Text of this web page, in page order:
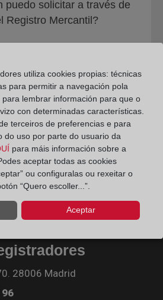
puedo solicitar a través de
Registro Mercantil?
28006 Madrid
96
utiliza cookies propias: técnicas
para permitir a navegación pola
lembrar información para que o
con determinadas características.
terceiros de preferencias e para
do uso por parte do usuario da
para máis información sobre a
aceptar todas as cookies
ou configuralas ou rexeitar o
“Quero escoller...”.
Aceptar